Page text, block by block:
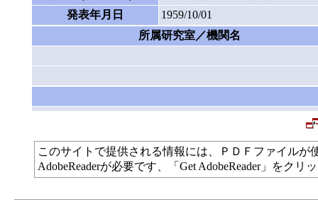
発表年月日
1959/10/01
所属研究室／機関名
このサイトで提供される情報には、ＰＤＦファイル
AdobeReaderが必要です、「Get AdobeReader」をク